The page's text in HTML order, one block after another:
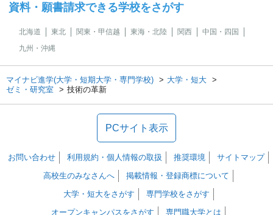
資料・願書請求できる学校をさがす
北海道 東北 関東・甲信越 東海・北陸 関西
中国・四国
九州・沖縄
マイナビ進学(大学・短期大学・専門学校)
大学・短大
ゼミ・研究室
技術の革新
PCサイト表示
お問い合わせ 利用規約・個人情報の取扱 推奨環境
サイトマップ
高校生のみなさんへ
掲載情報・登録商標について
大学・短大をさがす
専門学校をさがす
オープンキャンパスをさがす
専門職大学とは